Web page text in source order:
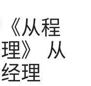
从程
》 从
理